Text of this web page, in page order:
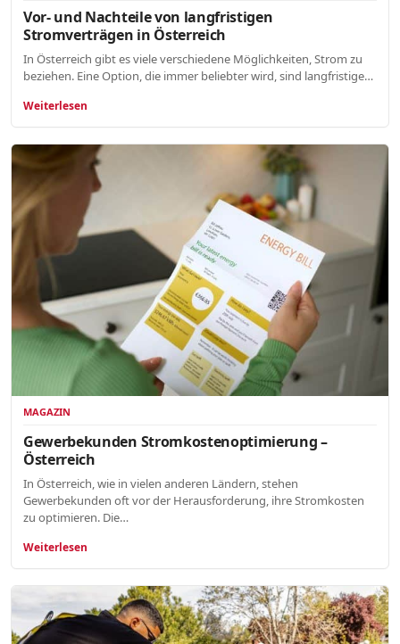
Vor- und Nachteile von langfristigen
Stromverträgen in Österreich
In Österreich gibt es viele verschiedene Möglichkeiten, Strom zu
beziehen. Eine Option, die immer beliebter wird, sind langfristige…
Weiterlesen
MAGAZIN
Gewerbekunden Stromkostenoptimierung –
Österreich
In Österreich, wie in vielen anderen Ländern, stehen
Gewerbekunden oft vor der Herausforderung, ihre Stromkosten
zu optimieren. Die…
Weiterlesen